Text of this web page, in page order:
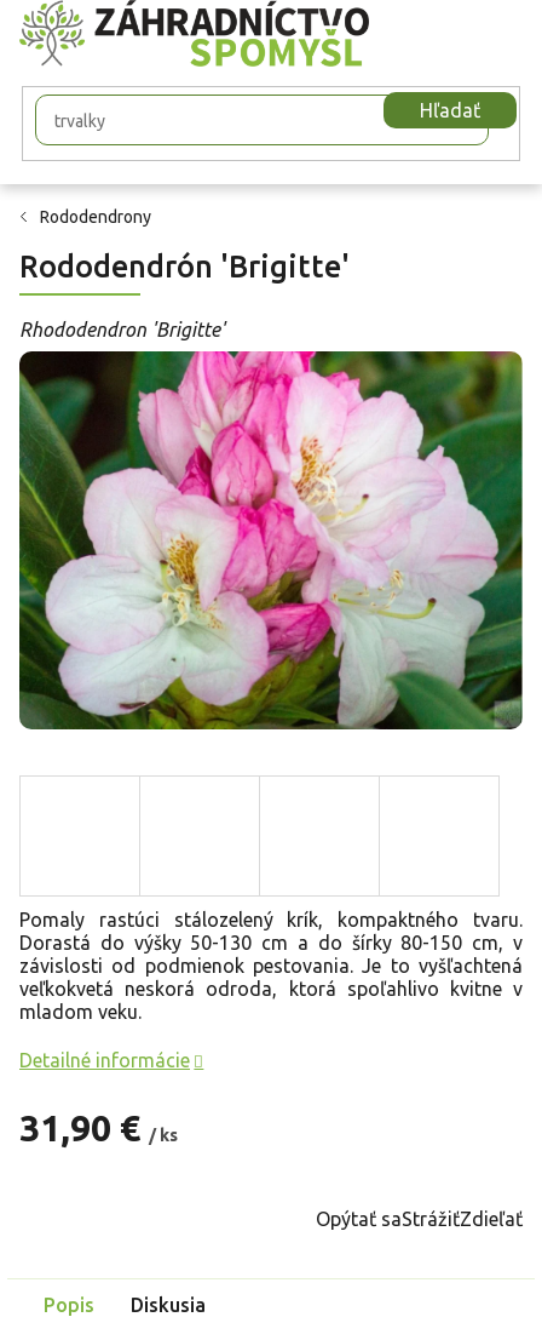
Prejsť
na
obsah
Hľadať
Rododendrony
Rododendrón 'Brigitte'
Rhododendron 'Brigitte'
31,90 € / ks
Pomaly rastúci stálozelený krík, kompaktného tvaru.
Dorastá do výšky 50-130 cm a do šírky 80-150 cm, v
závislosti od podmienok pestovania. Je to vyšľachtená
veľkokvetá neskorá odroda, ktorá spoľahlivo kvitne v
mladom veku.
Detailné informácie
Opýtať saStrážiťZdieľať
Popis Diskusia